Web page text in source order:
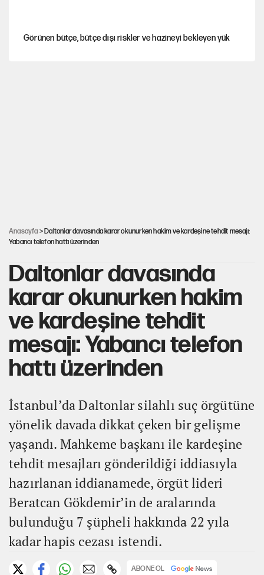
Görünen bütçe, bütçe dışı riskler ve hazineyi bekleyen yük
Anasayfa > Daltonlar davasında karar okunurken hakim ve kardeşine tehdit mesajı:
Yabancı telefon hattı üzerinden
Daltonlar davasında
karar okunurken hakim
ve kardeşine tehdit
mesajı: Yabancı telefon
hattı üzerinden
İstanbul’da Daltonlar silahlı suç örgütüne
yönelik davada dikkat çeken bir gelişme
yaşandı. Mahkeme başkanı ile kardeşine
tehdit mesajları gönderildiği iddiasıyla
hazırlanan iddianamede, örgüt lideri
Beratcan Gökdemir’in de aralarında
bulunduğu 7 şüpheli hakkında 22 yıla
kadar hapis cezası istendi.
ABONE OL